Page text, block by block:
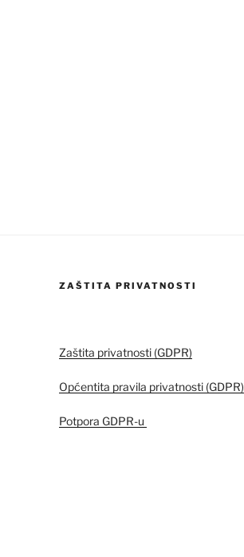
ZAŠTITA PRIVATNOSTI
Zaštita privatnosti (GDPR)
Općentita pravila privatnosti (GDPR)
Potpora GDPR-u